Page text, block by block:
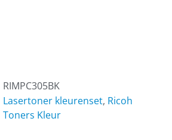
RIMPC305BK
Lasertoner kleurenset, Ricoh
Toners Kleur